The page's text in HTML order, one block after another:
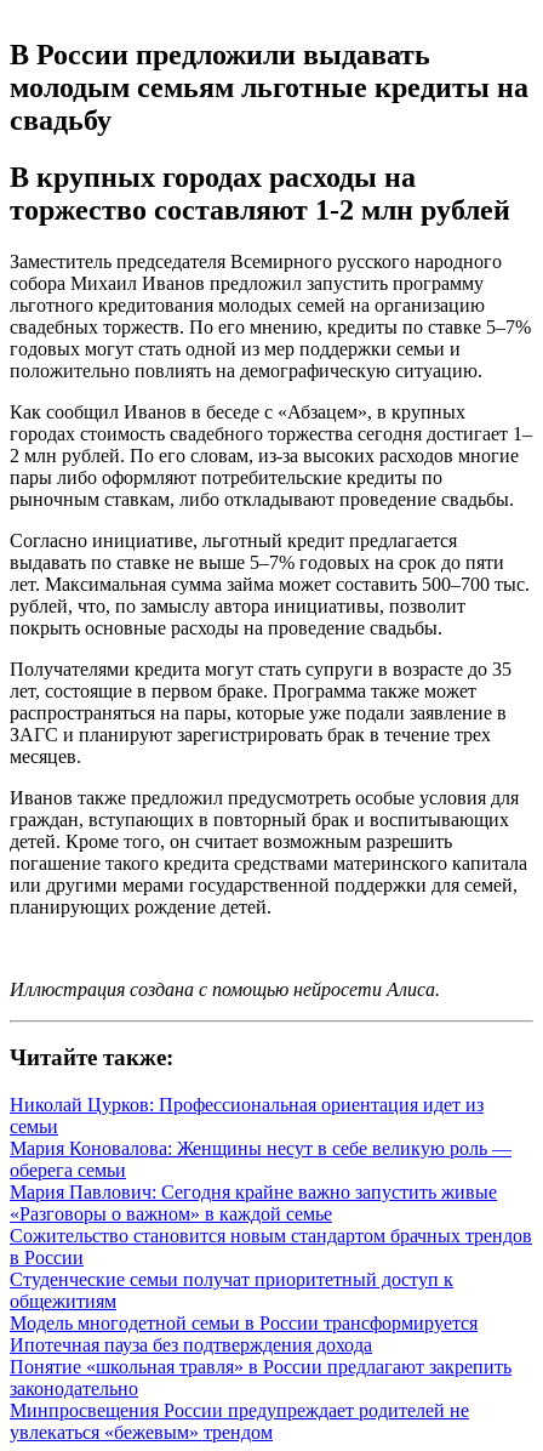
В России предложили выдавать
молодым семьям льготные кредиты на
свадьбу
В крупных городах расходы на
торжество составляют 1-2 млн рублей
Заместитель председателя Всемирного русского народного
собора Михаил Иванов предложил запустить программу
льготного кредитования молодых семей на организацию
свадебных торжеств. По его мнению, кредиты по ставке 5–7%
годовых могут стать одной из мер поддержки семьи и
положительно повлиять на демографическую ситуацию.
Как сообщил Иванов в беседе с «Абзацем», в крупных
городах стоимость свадебного торжества сегодня достигает 1–
2 млн рублей. По его словам, из-за высоких расходов многие
пары либо оформляют потребительские кредиты по
рыночным ставкам, либо откладывают проведение свадьбы.
Согласно инициативе, льготный кредит предлагается
выдавать по ставке не выше 5–7% годовых на срок до пяти
лет. Максимальная сумма займа может составить 500–700 тыс.
рублей, что, по замыслу автора инициативы, позволит
покрыть основные расходы на проведение свадьбы.
Получателями кредита могут стать супруги в возрасте до 35
лет, состоящие в первом браке. Программа также может
распространяться на пары, которые уже подали заявление в
ЗАГС и планируют зарегистрировать брак в течение трех
месяцев.
Иванов также предложил предусмотреть особые условия для
граждан, вступающих в повторный брак и воспитывающих
детей. Кроме того, он считает возможным разрешить
погашение такого кредита средствами материнского капитала
или другими мерами государственной поддержки для семей,
планирующих рождение детей.
Иллюстрация создана с помощью нейросети Алиса.
Читайте также:
Николай Цурков: Профессиональная ориентация идет из
семьи
Мария Коновалова: Женщины несут в себе великую роль —
оберега семьи
Мария Павлович: Сегодня крайне важно запустить живые
«Разговоры о важном» в каждой семье
Сожительство становится новым стандартом брачных трендов
в России
Студенческие семьи получат приоритетный доступ к
общежитиям
Модель многодетной семьи в России трансформируется
Ипотечная пауза без подтверждения дохода
Понятие «школьная травля» в России предлагают закрепить
законодательно
Минпросвещения России предупреждает родителей не
увлекаться «бежевым» трендом